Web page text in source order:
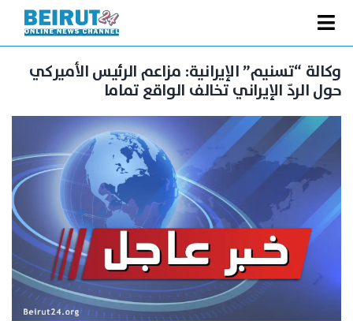
content
Toggle
Navigation
الصفحة الرئيسية
سياسة
اقتصاد
فنّ
رياضة
متفرقات
Podcast
من نحن
وكالة “تسنيم” الإيرانية: مزاعم الرئيس الأميركي
حول الردّ الإيراني تخالف الواقع تماما